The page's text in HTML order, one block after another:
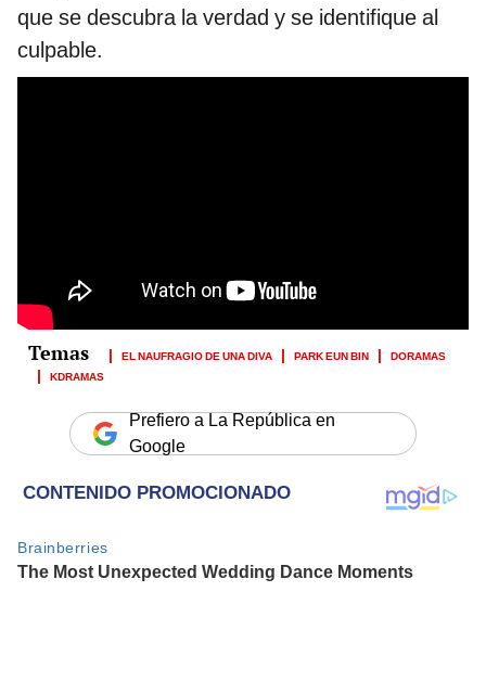
que se descubra la verdad y se identifique al
culpable.
EL NAUFRAGIO DE UNA DIVA PARK EUN BIN
DORAMAS
KDRAMAS
Prefiero a La República en
Google